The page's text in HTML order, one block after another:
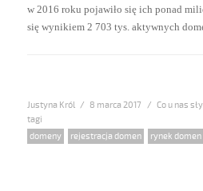
w 2016 roku pojawiło się ich ponad
się wynikiem 2 703 tys. aktywnych
Justyna Król
Posted
8 marca 2017 Categories
Co u nas
Tags
domeny rejestracja domen rynek domen